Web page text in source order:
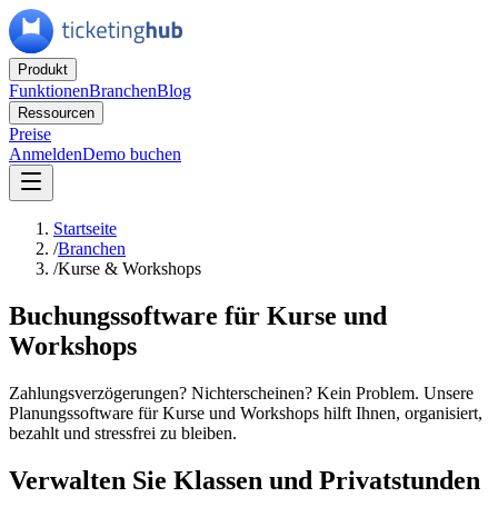
Produkt
FunktionenBranchenBlog
Ressourcen
Preise
AnmeldenDemo buchen
Startseite
/Branchen
/Kurse & Workshops
Buchungssoftware für Kurse und
Workshops
Zahlungsverzögerungen? Nichterscheinen? Kein Problem. Unsere
Planungssoftware für Kurse und Workshops hilft Ihnen, organisiert,
bezahlt und stressfrei zu bleiben.
Verwalten Sie Klassen und Privatstunden